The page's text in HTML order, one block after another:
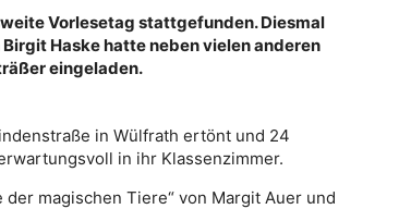
Vorlesetag stattgefunden. Diesmal
Haske hatte neben vielen anderen
eingeladen.
in Wülfrath ertönt und 24
in ihr Klassenzimmer.
magischen Tiere“ von Margit Auer und